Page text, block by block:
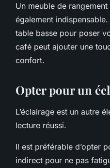
Un meuble de
également
table basse pour poser
café peut ajouter une
confort.
Opter pour un
L’éclairage est un autre
lecture réussi.
Il est préférable d’opter
indirect pour ne pas